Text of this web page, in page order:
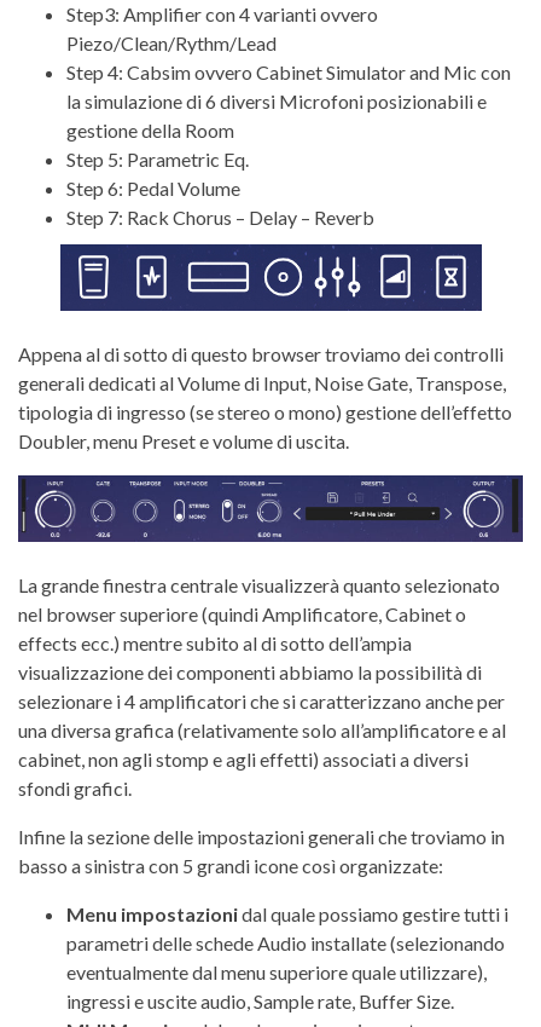
Step3: Amplifier con 4 varianti ovvero
Piezo/Clean/Rythm/Lead
Step 4: Cabsim ovvero Cabinet Simulator and Mic con
la simulazione di 6 diversi Microfoni posizionabili e
gestione della Room
Step 5: Parametric Eq.
Step 6: Pedal Volume
Step 7: Rack Chorus – Delay – Reverb
Appena al di sotto di questo browser troviamo dei controlli
generali dedicati al Volume di Input, Noise Gate, Transpose,
tipologia di ingresso (se stereo o mono) gestione dell’effetto
Doubler, menu Preset e volume di uscita.
La grande finestra centrale visualizzerà quanto selezionato
nel browser superiore (quindi Amplificatore, Cabinet o
effects ecc.) mentre subito al di sotto dell’ampia
visualizzazione dei componenti abbiamo la possibilità di
selezionare i 4 amplificatori che si caratterizzano anche per
una diversa grafica (relativamente solo all’amplificatore e al
cabinet, non agli stomp e agli effetti) associati a diversi
sfondi grafici.
Infine la sezione delle impostazioni generali che troviamo in
basso a sinistra con 5 grandi icone così organizzate:
Menu impostazionidal quale possiamo gestire tutti i
parametri delle schede Audio installate (selezionando
eventualmente dal menu superiore quale utilizzare),
ingressi e uscite audio, Sample rate, Buffer Size.